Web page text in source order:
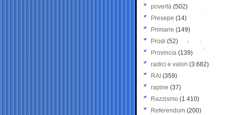
povertà (502)
Presepe (14)
Primarie (149)
Prodi (52)
Provincia (139)
radici e valori (3.682)
RAI (359)
rapine (37)
Razzismo (1.410)
Referendum (200)